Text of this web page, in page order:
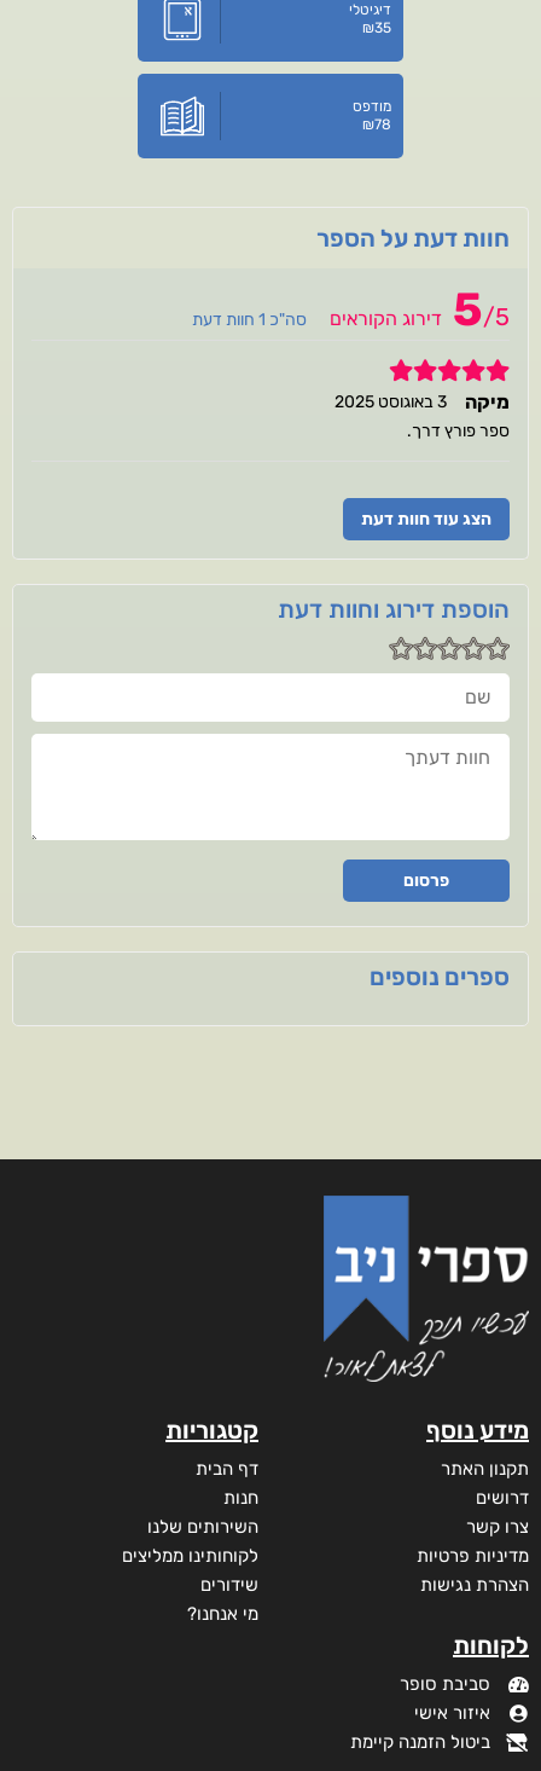
דיגיטלי
₪35
מודפס
₪78
חוות דעת על הספר
5/5 דירוג הקוראים סה"כ 1 חוות דעת
5
מיקה
3 באוגוסט 2025
ספר פורץ דרך.
הצג עוד חוות דעת
הוספת דירוג וחוות דעת
שם
חוות דעתך
פרסום
ספרים נוספים
מידע נוסף
תקנון האתר
דרושים
צרו קשר
מדיניות פרטיות
הצהרת נגישות
לקוחות
סביבת סופר
איזור אישי
ביטול הזמנה קיימת
קטגוריות
דף הבית
חנות
השירותים שלנו
לקוחותינו ממליצים
שידורים
מי אנחנו?